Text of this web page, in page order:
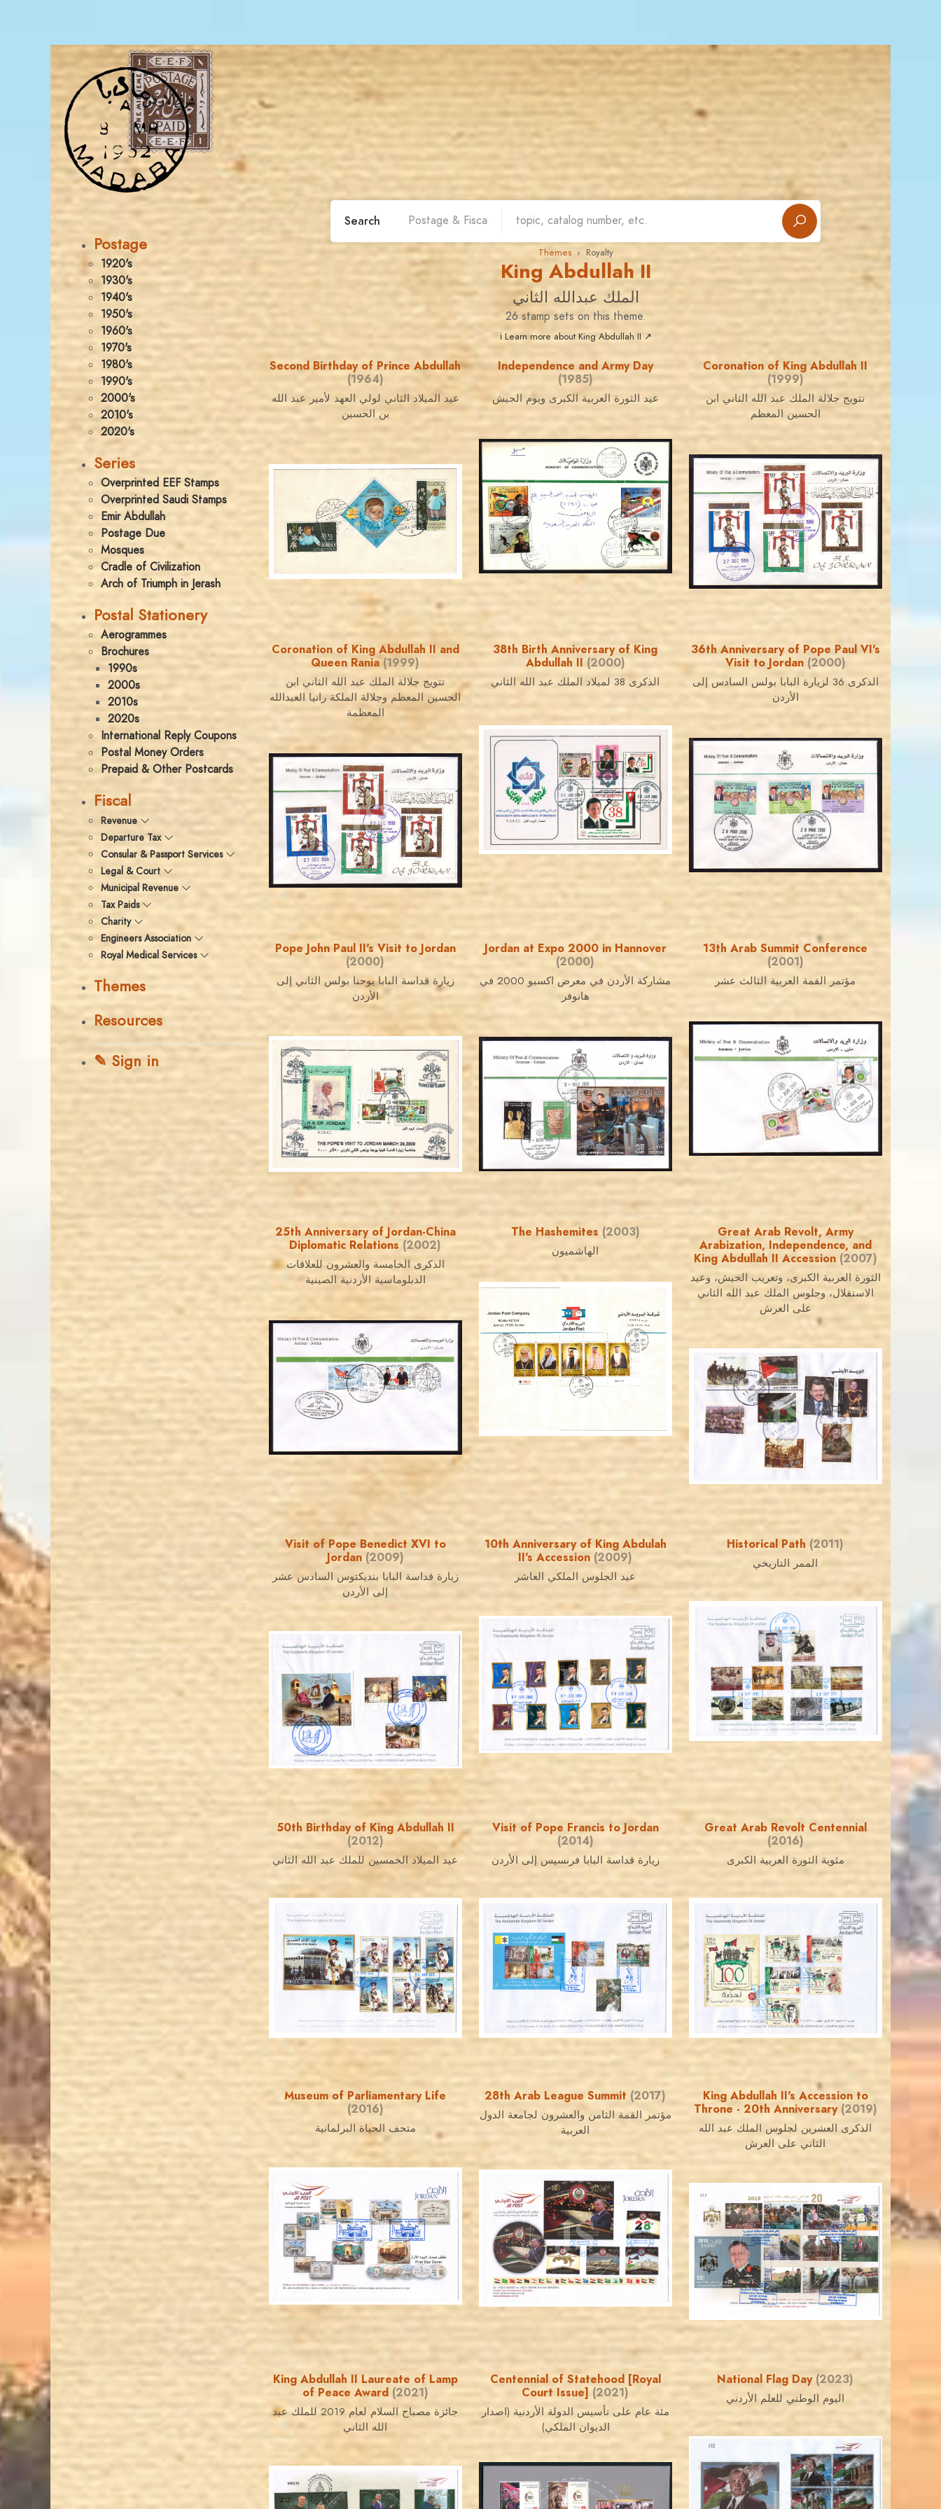
Postage
1920's
1930's
1940's
1950's
1960's
1970's
1980's
1990's
2000's
2010's
2020's
Series
Overprinted EEF Stamps
Overprinted Saudi Stamps
Emir Abdullah
Postage Due
Mosques
Cradle of Civilization
Arch of Triumph in Jerash
Postal Stationery
Aerogrammes
Brochures
1990s
2000s
2010s
2020s
International Reply Coupons
Postal Money Orders
Prepaid & Other Postcards
Fiscal
Revenue
Departure Tax
Consular & Passport Services
Legal & Court
Municipal Revenue
Tax Paids
Charity
Engineers Association
Royal Medical Services
Themes
Resources
✎ Sign in
Search
Themes› Royalty
King Abdullah II
الملك عبدالله الثاني
26 stamp sets on this theme.
ℹ Learn more about King Abdullah II ↗
Second Birthday of Prince Abdullah
(1964)
عيد الميلاد الثاني لولي العهد لأمير عبد الله
بن الحسين
JS
JORDANSTAMPS.COM
Independence and Army Day
(1985)
عيد الثورة العربية الكبرى ويوم الجيش
JS
MAHDI BSEISO
Coronation of King Abdullah II
(1999)
تتويج جلالة الملك عبد الله الثاني ابن
الحسين المعظم
JS
JORDANSTAMPS.COM
EST. 2007
Coronation of King Abdullah II and
Queen Rania (1999)
تتويج جلالة الملك عبد الله الثاني ابن
الحسين المعظم وجلالة الملكة رانيا العبدالله
المعظمة
JS
JORDANSTAMPS.COM
EST. 2007
38th Birth Anniversary of King
Abdullah II (2000)
الذكرى 38 لميلاد الملك عبد الله الثاني
JS
JORDANSTAMPS.COM
EST. 2007
36th Anniversary of Pope Paul VI's
Visit to Jordan (2000)
الذكرى 36 لزيارة البابا بولس السادس إلى
الأردن
JS
JORDANSTAMPS.COM
EST. 2007
Pope John Paul II's Visit to Jordan
(2000)
زيارة قداسة البابا يوحنا بولس الثاني إلى
الأردن
JS
JORDANSTAMPS.COM
EST. 2007
Jordan at Expo 2000 in Hannover
(2000)
مشاركة الأردن في معرض اكسبو 2000 في
هانوفر
JS
JORDANSTAMPS.COM
EST. 2007
13th Arab Summit Conference
(2001)
مؤتمر القمة العربية الثالث عشر
JS
JORDANSTAMPS.COM
EST. 2007
25th Anniversary of Jordan-China
Diplomatic Relations (2002)
الذكرى الخامسة والعشرون للعلاقات
الدبلوماسية الأردنية الصينية
JS
JORDANSTAMPS.COM
The Hashemites (2003)
الهاشميون
JS
JORDANSTAMPS.COM
EST. 2007
Great Arab Revolt, Army
Arabization, Independence, and
King Abdullah II Accession (2007)
الثورة العربية الكبرى، وتعريب الجيش، وعيد
الاستقلال، وجلوس الملك عبد الله الثاني
على العرش
JS
JORDANSTAMPS.COM
EST. 2007
Visit of Pope Benedict XVI to
Jordan (2009)
زيارة قداسة البابا بنديكتوس السادس عشر
إلى الأردن
JS
JORDANSTAMPS.COM
10th Anniversary of King Abdulah
II's Accession (2009)
عيد الجلوس الملكي العاشر
JS
EST. 2007
Historical Path (2011)
الممر التاريخي
JS
JORDANSTAMPS.COM
EST. 2007
50th Birthday of King Abdullah II
(2012)
عيد الميلاد الخمسين للملك عبد الله الثاني
JS
JORDANSTAMPS.COM
EST. 2007
Visit of Pope Francis to Jordan
(2014)
زيارة قداسة البابا فرنسيس إلى الأردن
JS
JORDANSTAMPS.COM
Great Arab Revolt Centennial
(2016)
مئوية الثورة العربية الكبرى
JS
JORDANSTAMPS.COM
EST. 2007
Museum of Parliamentary Life
(2016)
متحف الحياة البرلمانية
JS
JORDANSTAMPS.COM
EST. 2007
28th Arab League Summit (2017)
مؤتمر القمة الثامن والعشرون لجامعة الدول
العربية
JS
JORDANSTAMPS.COM
EST. 2007
King Abdullah II's Accession to
Throne - 20th Anniversary (2019)
الذكرى العشرين لجلوس الملك عبد الله
الثاني على العرش
JS
JORDANSTAMPS.COM
EST. 2007
King Abdullah II Laureate of Lamp
of Peace Award (2021)
جائزة مصباح السلام لعام 2019 للملك عبد
الله الثاني
JORDANSTAMPS.COM
Centennial of Statehood [Royal
Court Issue] (2021)
مئة عام على تأسيس الدولة الأردنية (اصدار
الديوان الملكي)
JORDANSTAMPS.COM
National Flag Day (2023)
اليوم الوطني للعلم الأردني
MAHDI BSEISO